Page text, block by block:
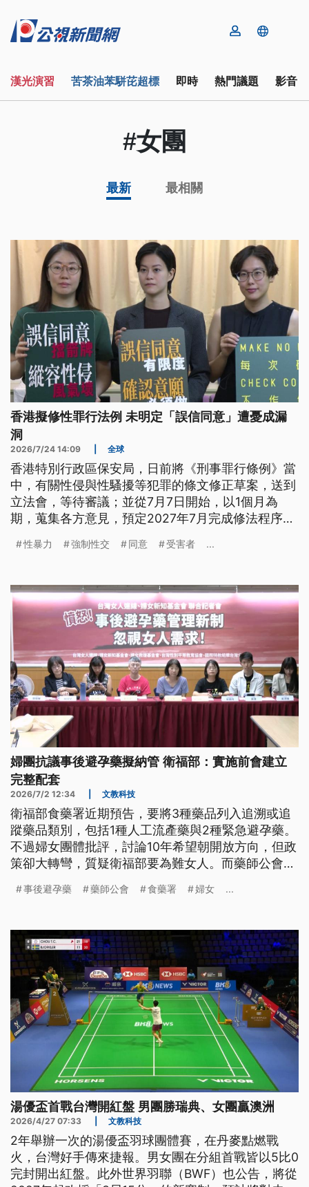
漢光演習 苦茶油苯駢芘超標 即時 熱門議題 影音
#女團
最新 最相關
香港擬修性罪行法例 未明定「誤信同意」遭憂成漏
洞
2026/7/24 14:09 全球
香港特別行政區保安局，日前將《刑事罪行條例》當
中，有關性侵與性騷擾等犯罪的條文修正草案，送到
立法會，等待審議；並從7月7日開始，以1個月為
期，蒐集各方意見，預定2027年7月完成修法程序。
「誤信同意」，作為被告辯護理由，沒有明確規範，
法庭上脫罪的護身符。
性暴力 強制性交 同意 受害者 ...
婦團抗議事後避孕藥擬納管 衛福部：實施前會建立
完整配套
2026/7/2 12:34 文教科技
衛福部食藥署近期預告，要將3種藥品列入追溯或追
蹤藥品類別，包括1種人工流產藥與2種緊急避孕藥。
不過婦女團體批評，討論10年希望朝開放方向，但政
策卻大轉彎，質疑衛福部要為難女人。而藥師公會全
則強調，目前只在預告階段，正式實施前，會建立完
事後避孕藥 藥師公會 食藥署 婦女 ...
湯優盃首戰台灣開紅盤 男團勝瑞典、女團贏澳洲
2026/4/27 07:33 文教科技
2年舉辦一次的湯優盃羽球團體賽，在丹麥點燃戰
火，台灣好手傳來捷報。男女團在分組首戰皆以5比0
完封開出紅盤。此外世界羽聯（BWF）也公告，將從